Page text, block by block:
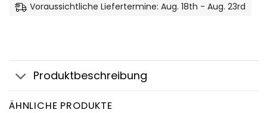
Voraussichtliche Liefertermine: Aug. 18th - Aug. 23rd
Produktbeschreibung
ÄHNLICHE PRODUKTE